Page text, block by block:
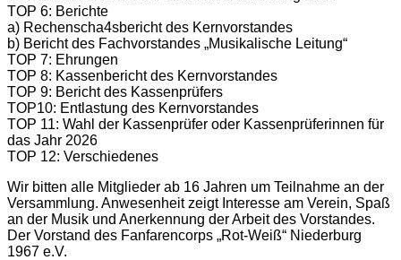
TOP 6: Berichte
a) Rechenscha4sbericht des Kernvorstandes
b) Bericht des Fachvorstandes „Musikalische Leitung“
TOP 7: Ehrungen
TOP 8: Kassenbericht des Kernvorstandes
TOP 9: Bericht des Kassenprüfers
TOP10: Entlastung des Kernvorstandes
TOP 11: Wahl der Kassenprüfer oder Kassenprüferinnen für
das Jahr 2026
TOP 12: Verschiedenes
Wir bitten alle Mitglieder ab 16 Jahren um Teilnahme an der
Versammlung. Anwesenheit zeigt Interesse am Verein, Spaß
an der Musik und Anerkennung der Arbeit des Vorstandes.
Der Vorstand des Fanfarencorps „Rot-Weiß“ Niederburg
1967 e.V.